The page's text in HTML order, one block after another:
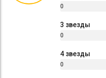
0
3 звезды
0
4 звезды
0